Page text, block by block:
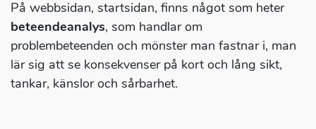
På webbsidan, startsidan, finns något som heter
beteendeanalys, som handlar om
problembeteenden och mönster man fastnar i, man
lär sig att se konsekvenser på kort och lång sikt,
tankar, känslor och sårbarhet.